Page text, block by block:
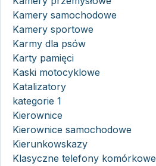
Kamery samochodowe
Kamery sportowe
Karmy dla psów
Karty pamięci
Kaski motocyklowe
Katalizatory
kategorie 1
Kierownice
Kierownice samochodowe
Kierunkowskazy
Klasyczne telefony komórkowe